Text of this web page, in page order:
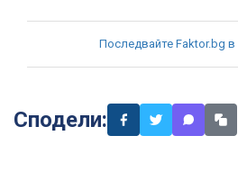
Последвайте Faktor.bg в
Сподели: